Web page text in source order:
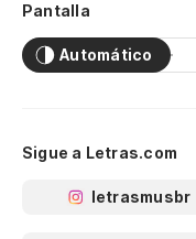
Pantalla
Automático
Sigue a Letras.com
letrasmusbr